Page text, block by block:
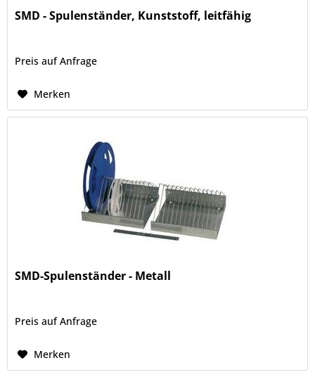
SMD - Spulenständer, Kunststoff, leitfähig
Preis auf Anfrage
Merken
SMD-Spulenständer - Metall
Preis auf Anfrage
Merken